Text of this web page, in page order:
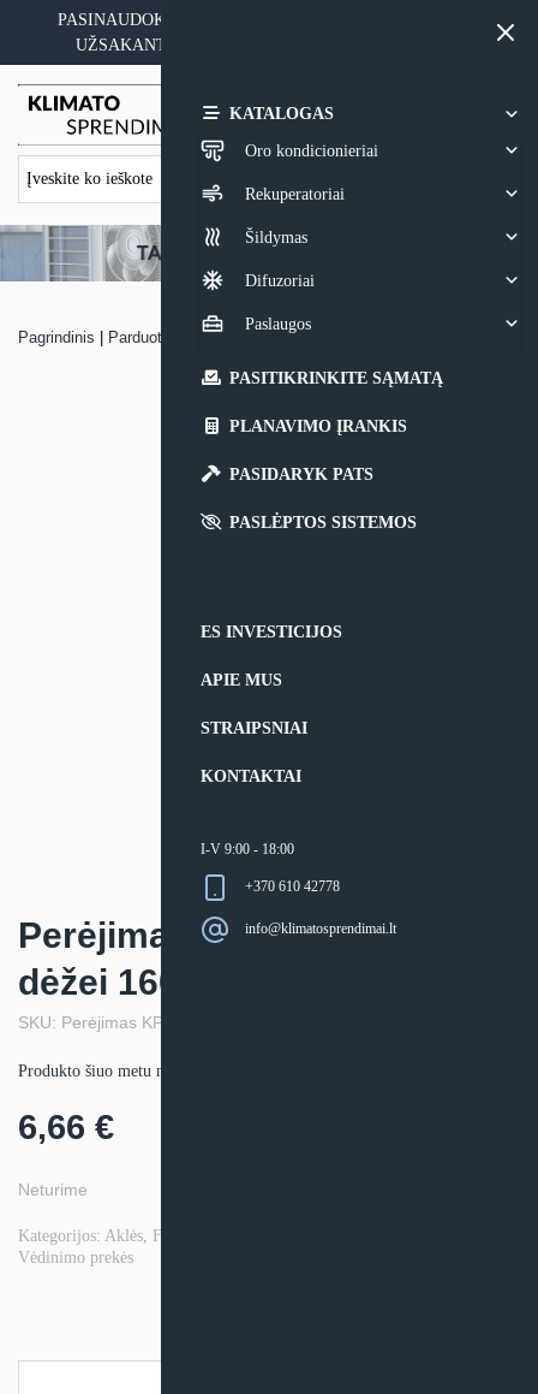
content
PASINAUDOKITE YPATINGAIS KAINOS PASIŪLYMAIS
UŽSAKANT ĮRANGĄ SU MONTAVIMO PASLAUGA
KATALOGAS
Oro kondicionieriai
Rekuperatoriai
Šildymas
Difuzoriai
Paslaugos
PASITIKRINKITE SĄMATĄ
PLANAVIMO ĮRANKIS
PASIDARYK PATS
PASLĖPTOS SISTEMOS
ES INVESTICIJOS
APIE MUS
STRAIPSNIAI
KONTAKTAI
I-V 9:00 - 18:00
+370 610 42778
info@klimatosprendimai.lt
Pagrindinis Parduotuvė Perėjimas KPD kolektoriaus dėžei 160/125
Perėjimas KPD kolektoriaus
dėžei 160/125
SKU: Perėjimas KPD kolektoriaus dėžei 160/125
Produkto šiuo metu neturime.
6,66 €
Neturime
Kategorijos: Aklės Frankische ortakių sistema
Vėdinimo prekės